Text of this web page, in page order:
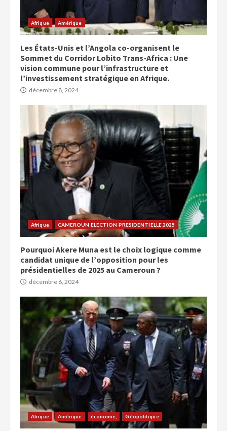
Afrique Amérique
Les États-Unis et l’Angola co-organisent le
Sommet du Corridor Lobito Trans-Africa : Une
vision commune pour l’infrastructure et
l’investissement stratégique en Afrique.
décembre 8, 2024
Afrique CAMEROUN ELECTION PRESIDENTIELLE 2025
Pourquoi Akere Muna est le choix logique comme
candidat unique de l’opposition pour les
présidentielles de 2025 au Cameroun ?
décembre 6, 2024
Afrique Amérique économie, Géopolitique